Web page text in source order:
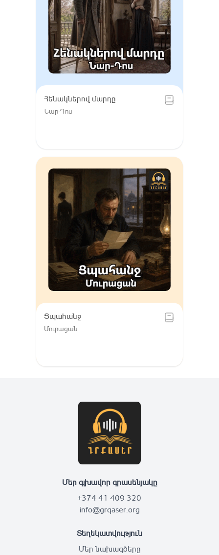
Հենակներով մարդը
Նար-Դոս
Ցպահանջ
Մուրացան
Մեր գլխավոր գրասենյակը
+374 41 409 320
info@grqaser.org
Տեղեկատվություն
Մեր նախագծերը